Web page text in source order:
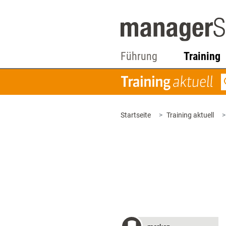
Führung Training
Startseite Training aktuell